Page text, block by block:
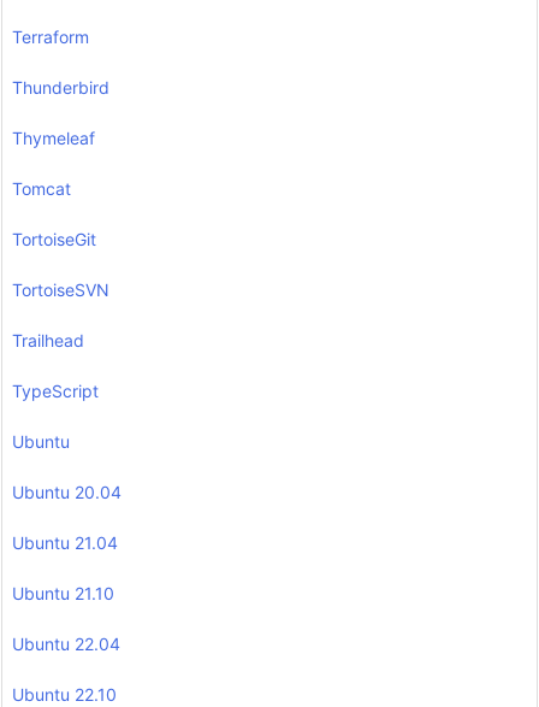
Terraform
Thunderbird
Thymeleaf
Tomcat
TortoiseGit
TortoiseSVN
Trailhead
TypeScript
Ubuntu
Ubuntu 20.04
Ubuntu 21.04
Ubuntu 21.10
Ubuntu 22.04
Ubuntu 22.10